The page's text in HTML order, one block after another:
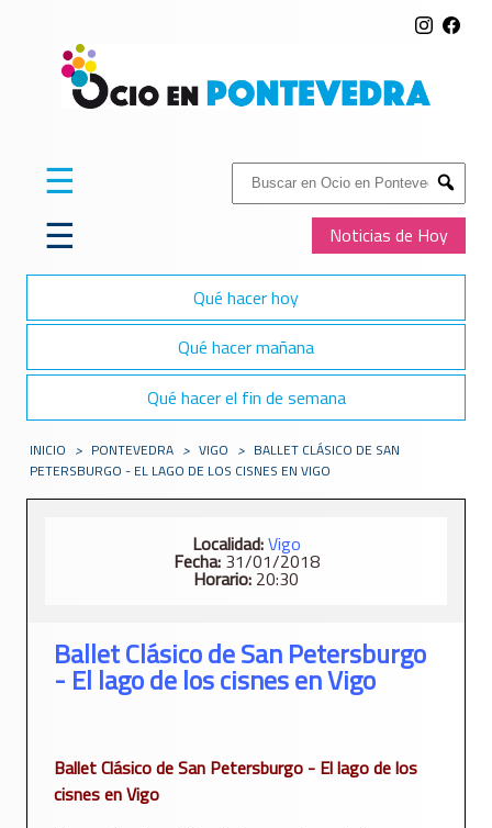
Buscar:
Submit
Noticias de Hoy
☰
☰
Qué hacer hoy
Qué hacer mañana
Qué hacer el fin de semana
INICIO > PONTEVEDRA > VIGO > BALLET CLÁSICO DE SAN
PETERSBURGO - EL LAGO DE LOS CISNES EN VIGO
Localidad:Vigo
Fecha:31/01/2018
Horario: 20:30
Ballet Clásico de San Petersburgo
- El lago de los cisnes en Vigo
Ballet Clásico de San Petersburgo - El lago de los
cisnes en Vigo